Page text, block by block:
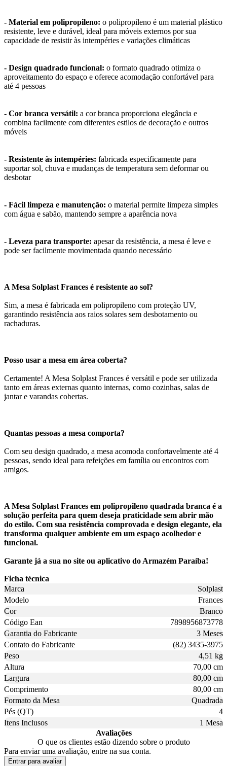
- Material em polipropileno: o polipropileno é um material plástico
resistente, leve e durável, ideal para móveis externos por sua
capacidade de resistir às intempéries e variações climáticas
- Design quadrado funcional: o formato quadrado otimiza o
aproveitamento do espaço e oferece acomodação confortável para
até 4 pessoas
- Cor branca versátil: a cor branca proporciona elegância e
combina facilmente com diferentes estilos de decoração e outros
móveis
- Resistente às intempéries: fabricada especificamente para
suportar sol, chuva e mudanças de temperatura sem deformar ou
desbotar
- Fácil limpeza e manutenção: o material permite limpeza simples
com água e sabão, mantendo sempre a aparência nova
- Leveza para transporte: apesar da resistência, a mesa é leve e
pode ser facilmente movimentada quando necessário
A Mesa Solplast Frances é resistente ao sol?
Sim, a mesa é fabricada em polipropileno com proteção UV,
garantindo resistência aos raios solares sem desbotamento ou
rachaduras.
Posso usar a mesa em área coberta?
Certamente! A Mesa Solplast Frances é versátil e pode ser utilizada
tanto em áreas externas quanto internas, como cozinhas, salas de
jantar e varandas cobertas.
Quantas pessoas a mesa comporta?
Com seu design quadrado, a mesa acomoda confortavelmente até 4
pessoas, sendo ideal para refeições em família ou encontros com
amigos.
A Mesa Solplast Frances em polipropileno quadrada branca é a
solução perfeita para quem deseja praticidade sem abrir mão
do estilo. Com sua resistência comprovada e design elegante, ela
transforma qualquer ambiente em um espaço acolhedor e
funcional.
Garante já a sua no site ou aplicativo do Armazém Paraíba!
Ficha técnica
Marca
Solplast
Modelo
Frances
Cor
Branco
Código Ean
7898956873778
Garantia do Fabricante
3 Meses
Contato do Fabricante
(82) 3435-3975
Peso
4,51 kg
Altura
70,00 cm
Largura
80,00 cm
Comprimento
80,00 cm
Formato da Mesa
Quadrada
Pés (QT)
4
Itens Inclusos
1 Mesa
Avaliações
O que os clientes estão dizendo sobre o produto
Para enviar uma avaliação, entre na sua conta.
Entrar para avaliar